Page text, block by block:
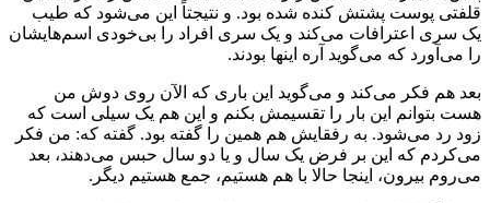
قلفتی پوست پشتش کنده شده بود. و نتیجتاً این می‌شود که طیب
یک سری اعترافات می‌کند و یک سری افراد را بی‌خودی اسم‌هایشان
را می‌آورد که می‌گوید آره اینها بودند.
بعد هم فکر می‌کند و می‌گوید این باری که الآن روی دوش من
هست بتوانم این بار را تقسیمش بکنم و این هم یک سیلی است که
زود رد می‌شود. به رفقایش هم همین را گفته بود. گفته که: من فکر
می‌کردم که این بر فرض یک سال و یا دو سال حبس می‌دهند، بعد
می‌روم بیرون، اینجا حالا با هم هستیم، جمع هستیم دیگر.